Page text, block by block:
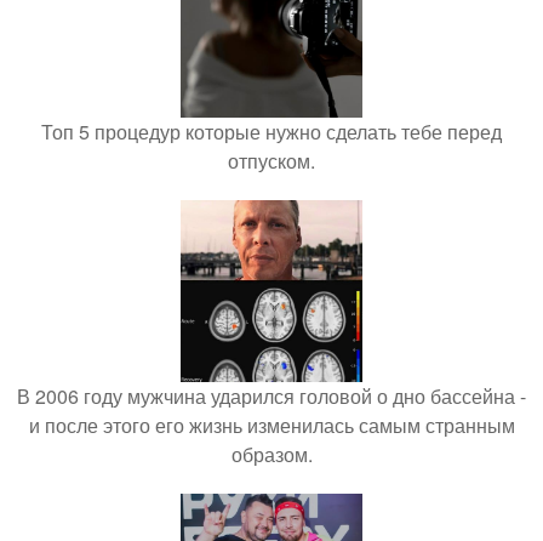
Топ 5 процедур которые нужно сделать тебе перед
отпуском.
В 2006 году мужчина ударился головой о дно бассейна -
и после этого его жизнь изменилась самым странным
образом.